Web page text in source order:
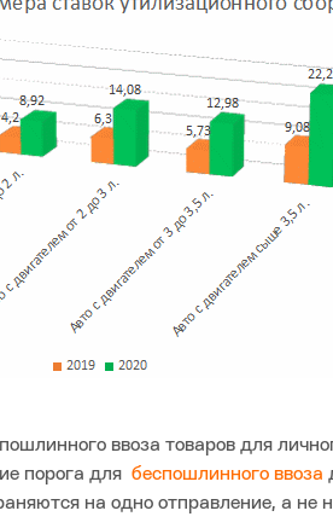
ввоза товаров для
порога для беспошлинного ввоза
на одно отправление, а не